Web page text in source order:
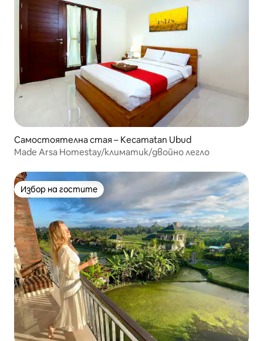
Самостоятелна стая – Kecamatan Ubud
Made Arsa Homestay/климатик/двойно легло
Избор на гостите
Избор на гостите